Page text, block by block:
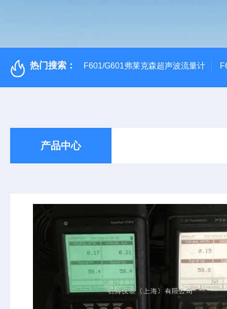
热门搜索： F601/G601弗莱克森超声波流量计
产品中心